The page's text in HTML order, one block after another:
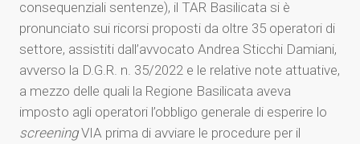
consequenziali sentenze), il TAR Basilicata si è
pronunciato sui ricorsi proposti da oltre 35 operatori di
settore, assistiti dall’avvocato Andrea Sticchi Damiani,
avverso la D.G.R. n. 35/2022 e le relative note attuative,
a mezzo delle quali la Regione Basilicata aveva
imposto agli operatori l’obbligo generale di esperire lo
screeningVIA prima di avviare le procedure per il